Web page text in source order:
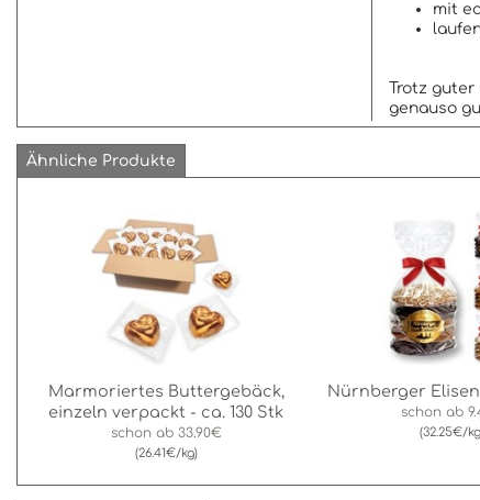
mit
Trotz
genauso
Ähnliche Produkte
Marmoriertes Buttergebäck,
einzeln verpackt - ca. 130 Stk
schon ab 33.90€
(26.41€/kg)
Nürnberger
schon ab
(32.25€/